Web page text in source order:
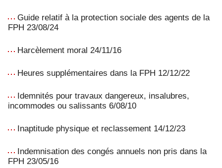
Guide relatif à la protection sociale des agents de la
FPH 23/08/24
Harcèlement moral 24/11/16
Heures supplémentaires dans la FPH 12/12/22
Idemnités pour travaux dangereux, insalubres,
incommodes ou salissants 6/08/10
Inaptitude physique et reclassement 14/12/23
Indemnisation des congés annuels non pris dans la
FPH 23/05/16